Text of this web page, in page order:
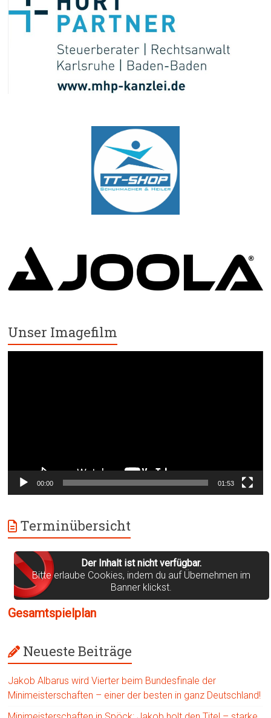
Unser Imagefilm
00:00 01:53
Terminübersicht
Der Inhalt ist nicht verfügbar.
Bitte erlaube Cookies, indem du auf Übernehmen im
Banner klickst.
Gesamtspielplan
Neueste Beiträge
Jakob Albarus wird Vierter beim Bundesfinale der
Minimeisterschaften – einer der besten in ganz Deutschland!